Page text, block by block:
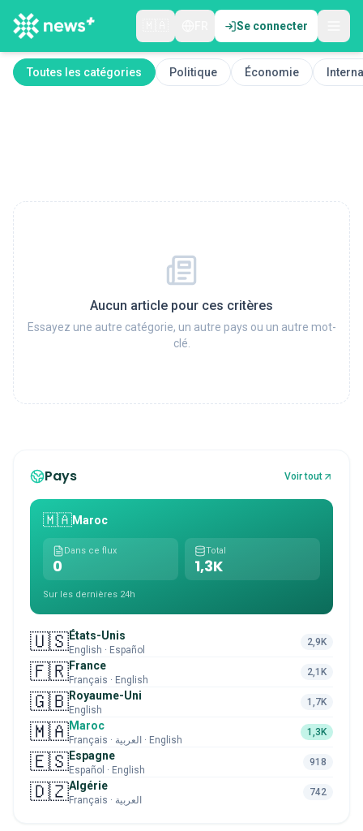
Se connecter
Toutes les catégories Politique Économie
Aucun article pour ces critères
Essayez une autre catégorie, un autre pays ou un autre mot-
clé.
Pays Voir tout
🇲🇦Maroc
Dans ce flux
0
Total
1,3K
Sur les dernières 24h
🇺🇸États-Unis
English · Español
2,9K
🇫🇷France
Français · English
2,1K
🇬🇧Royaume-Uni
English
1,7K
🇲🇦Maroc
Français · العربية · English
1,3K
🇪🇸Espagne
Español · English
918
🇩🇿Algérie
Français · العربية
742